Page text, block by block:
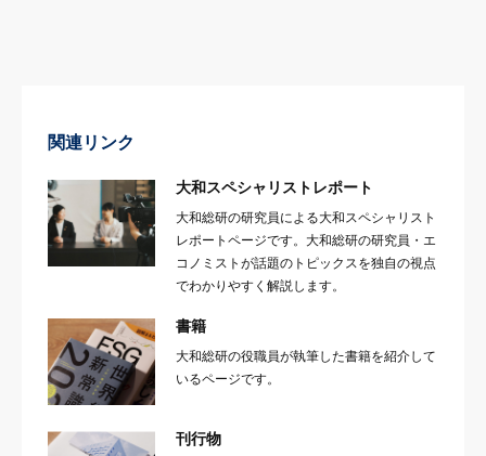
関連リンク
大和スペシャリストレポート
大和総研の研究員による大和スペシャリスト
レポートページです。大和総研の研究員・エ
コノミストが話題のトピックスを独自の視点
でわかりやすく解説します。
書籍
大和総研の役職員が執筆した書籍を紹介して
いるページです。
刊行物